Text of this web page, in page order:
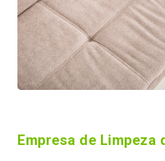
Empresa de Limpeza